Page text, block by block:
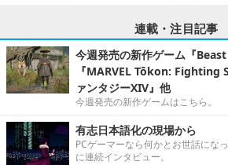
連載・注目記事
今週発売の新作ゲーム『
『MARVEL Tōkon: Fighting
ァンタジーXIV』他
今週発売の新作ゲームはこちら。
有志日本語化の現場から
PCゲーマーなら何かとお世話にな
に連続インタビュー。